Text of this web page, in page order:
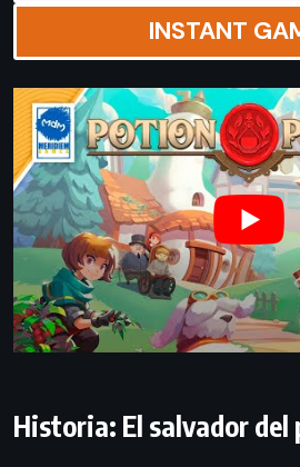
INSTANT
Historia: El salvador del